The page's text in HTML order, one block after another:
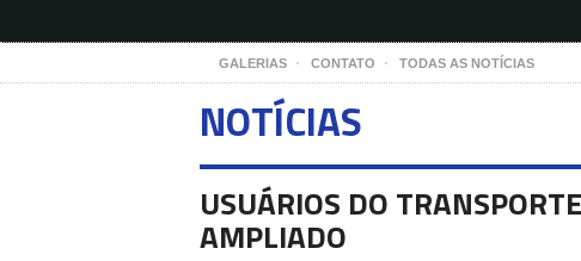
GALERIAS CONTATO TODAS AS NOTÍCIAS
NOTÍCIAS
USUÁRIOS DO
AMPLIADO